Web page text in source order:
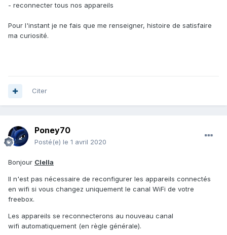
- reconnecter tous nos appareils
Pour l'instant je ne fais que me renseigner, histoire de satisfaire
ma curiosité.
Citer
Poney70
Posté(e) le 1 avril 2020
Bonjour Clella
Il n'est pas nécessaire de reconfigurer les appareils connectés
en wifi si vous changez uniquement le canal WiFi de votre
freebox.
Les appareils se reconnecterons au nouveau canal
wifi automatiquement (en règle générale).